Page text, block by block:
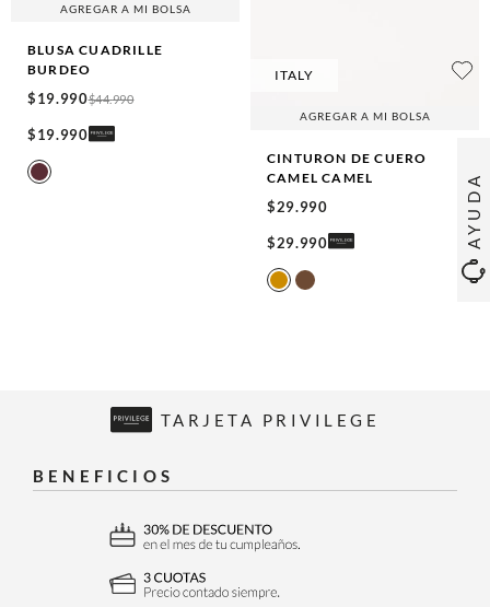
AYUDA
AGREGAR A MI BOLSA
BLUSA CUADRILLE
BURDEO
$19.990$44.990
$19.990
ITALY
AGREGAR A MI BOLSA
CINTURON DE CUERO
CAMEL CAMEL
$29.990
$29.990
TARJETA PRIVILEGE
BENEFICIOS